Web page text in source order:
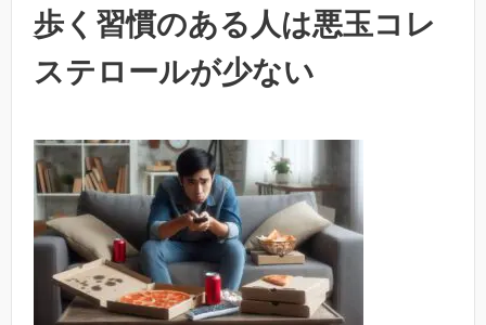
歩く習慣のある人は悪玉コレ
ステロールが少ない